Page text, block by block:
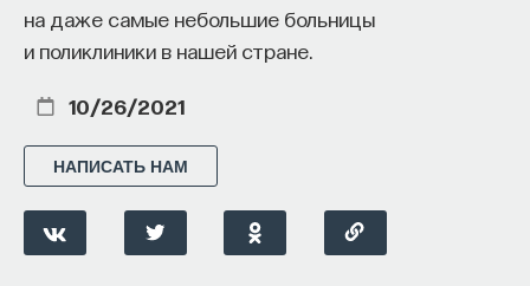
на даже самые небольшие больницы
и поликлиники в нашей стране.
10/26/2021
НАПИСАТЬ НАМ
Внеси свой вклад в дело
ПОДДЕРЖАТЬ ПОСТНАУКУ